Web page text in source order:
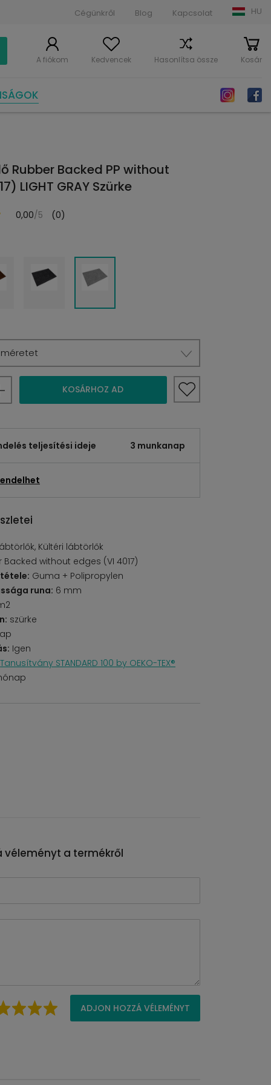
Cégünkről Blog Kapcsolat HU
A fiókom Kedvencek Hasonlítsa össze Kosár
Rubber Backed PP without
LIGHT GRAY Szürke
0,00/5 (0)
méretet
KOSÁRHOZ AD
teljesítési ideje 3 munkanap
Kültéri lábtörlők
Backed without edges (VI 4017)
Guma + Polipropylen
runa: 6 mm
szürke
Igen
Tanusítvány STANDARD 100 by OEKO-TEX®
véleményt a termékről
ADJON HOZZÁ VÉLEMÉNYT